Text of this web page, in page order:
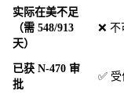
实际在美不足
（需 548/913
天）
❌
已获 N-470 审
批
✅